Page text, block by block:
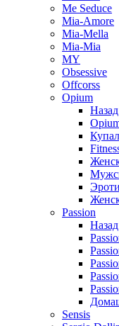
Me Seduce
Mia-Amore
Mia-Mella
Mia-Mia
MY
Obsessive
Offcorss
Opium
Назад
Passion
Назад
Sensis